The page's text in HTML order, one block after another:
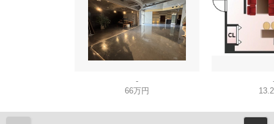
-
66万円